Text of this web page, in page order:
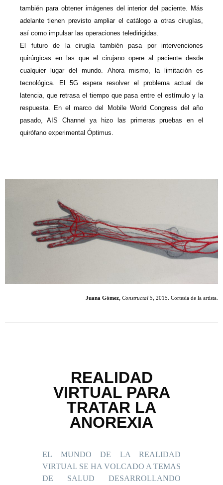
también para obtener imágenes del interior del paciente. Más
adelante tienen previsto ampliar el catálogo a otras cirugías,
así como impulsar las operaciones teledirigidas.
El futuro de la cirugía también pasa por intervenciones
quirúrgicas en las que el cirujano opere al paciente desde
cualquier lugar del mundo. Ahora mismo, la limitación es
tecnológica. El 5G espera resolver el problema actual de
latencia, que retrasa el tiempo que pasa entre el estímulo y la
respuesta. En el marco del Mobile World Congress del año
pasado, AIS Channel ya hizo las primeras pruebas en el
quirófano experimental Óptimus.
Juana Gómez, Constructal 5 , 2015. Cortesía de la artista.
REALIDAD
VIRTUAL PARA
TRATAR LA
ANOREXIA
EL MUNDO DE LA REALIDAD
VIRTUAL SE HA VOLCADO A TEMAS
DE SALUD DESARROLLANDO